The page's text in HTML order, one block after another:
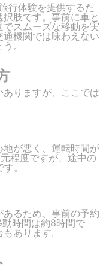
行体験を提供するた
肢です。事前に車と
でスムーズな移動を実
機関では味わえない
。
りますが、ここでは
が悪く、運転時間が
程度ですが、途中の
。
るため、事前の予約
時間は約8時間で
あります。